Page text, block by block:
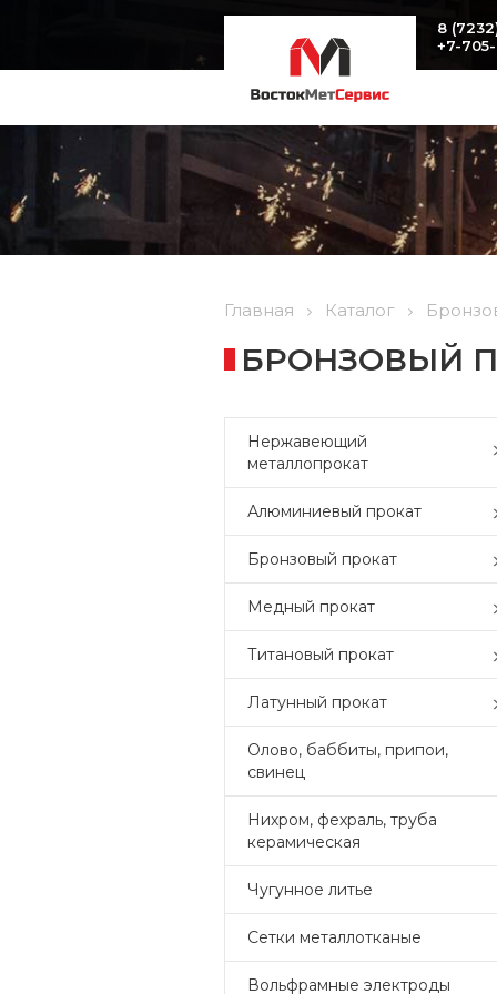
8
+7-
Главная Каталог
БРОНЗОВЫЙ
Нержавеющий
металлопрокат
Алюминиевый прокат
Бронзовый прокат
Медный прокат
Титановый прокат
Латунный прокат
Олово, баббиты, припои,
свинец
Нихром, фехраль, труба
керамическая
Чугунное литье
Сетки металлотканые
Вольфрамные электроды